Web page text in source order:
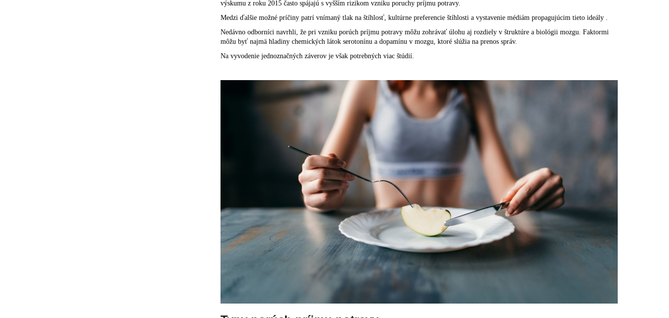
výskumu z roku 2015 často spájajú s vyšším rizikom vzniku poruchy príjmu potravy.
Medzi ďalšie možné príčiny patrí vnímaný tlak na štíhlosť, kultúrne preferencie štíhlosti a vystavenie médiám propagujúcim tieto ideály .
Nedávno odborníci navrhli, že pri vzniku porúch príjmu potravy môžu zohrávať úlohu aj rozdiely v štruktúre a biológii mozgu. Faktormi
môžu byť najmä hladiny chemických látok serotonínu a dopamínu v mozgu, ktoré slúžia na prenos správ.
Na vyvodenie jednoznačných záverov je však potrebných viac štúdií.